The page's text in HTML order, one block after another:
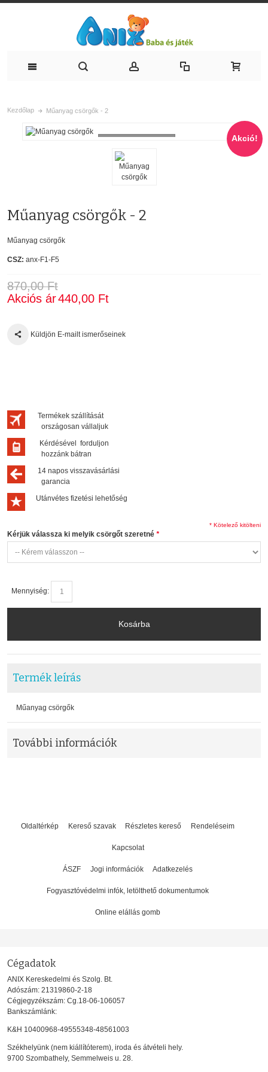
Kezdőlap Műanyag csörgők - 2
Akció!
Műanyag csörgők - 2
Műanyag csörgők
CSZ: anx-F1-F5
870,00 Ft
Akciós ár440,00 Ft
Küldjön E-mailt ismerőseinek
Termékek szállítását
országosan vállaljuk
Kérdésével forduljon
hozzánk bátran
14 napos visszavásárlási
garancia
Utánvétes fizetési lehetőség
*
Kérjük válassza ki melyik csörgőt szeretné
* Kötelező kitölteni
Mennyiség:
Kosárba
Termék leírás
Műanyag csörgők
További információk
Oldaltérkép Kereső szavak Részletes kereső Rendeléseim
Kapcsolat
ÁSZF Jogi információk Adatkezelés
Fogyasztóvédelmi infók, letölthető dokumentumok
Online elállás gomb
Cégadatok
ANIX Kereskedelmi és Szolg. Bt.
Adószám: 21319860-2-18
Cégjegyzékszám: Cg.18-06-106057
Bankszámlánk:
K&H 10400968-49555348-48561003
Székhelyünk (nem kiállítóterem), iroda és átvételi hely.
9700 Szombathely, Semmelweis u. 28.